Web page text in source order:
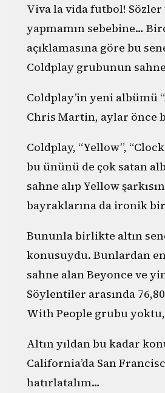
Viva la vida futbol!
yapmamın sebebine…
açıklamasına göre bu
Coldplay grubunun sahne
Coldplay’in yeni albümü
Chris Martin, aylar önce
Coldplay, “Yellow”,
bu ününü de çok satan
sahne alıp Yellow
bayraklarına da ironik
Bununla birlikte altın
konusuydu. Bunlardan en
sahne alan Beyonce ve
Söylentiler arasında
With People grubu
Altın yıldan bu kadar
California’da San
hatırlatalım…